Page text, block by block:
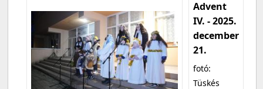
Advent
IV. - 2025.
december
21.
fotó:
Tüskés